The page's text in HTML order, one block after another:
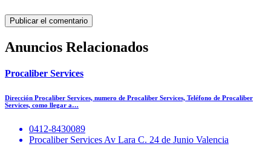
Anuncios Relacionados
Procaliber Services
Dirección Procaliber Services, numero de Procaliber Services, Teléfono de Procaliber
Services, como llegar a…
0412-8430089
Procaliber Services Av Lara C. 24 de Junio Valencia